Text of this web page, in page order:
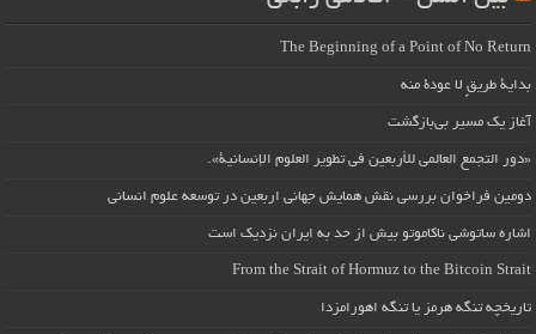
The Beginning of a Point of No Return
بداية طريقٍ لا عودة منه
آغاز یک مسیر بی‌بازگشت
«دور التجمع العالمي للأربعين في تطوير العلوم الإنسانية».
دومین فراخوان بررسی نقش همایش جهانی اربعین در توسعه علوم انسانی
اشاره ساتوشی ناکاموتو بیش از حد به ایران نزدیک است
From the Strait of Hormuz to the Bitcoin Strait
تاریخچه تنگه هرمز یا تنگه اهورامزدا